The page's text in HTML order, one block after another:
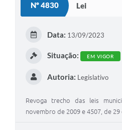
Nº 4830 Lei
Data: 13/09/2023
Situação: EM VIGOR
Autoria: Legislativo
Revoga trecho das leis
novembro de 2009 e 4507, de